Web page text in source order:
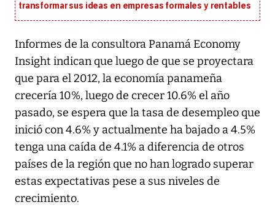
transformar sus ideas en empresas formales y rentables
Informes de la consultora Panamá Economy
Insight indican que luego de que se proyectara
que para el 2012, la economía panameña
crecería 10%, luego de crecer 10.6% el año
pasado, se espera que la tasa de desempleo que
inició con 4.6% y actualmente ha bajado a 4.5%
tenga una caída de 4.1% a diferencia de otros
países de la región que no han logrado superar
estas expectativas pese a sus niveles de
crecimiento.